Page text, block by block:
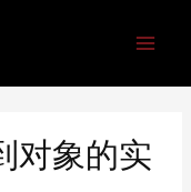
对象的实